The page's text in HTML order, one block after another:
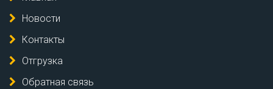
Новости
Контакты
Отгрузка
Обратная связь